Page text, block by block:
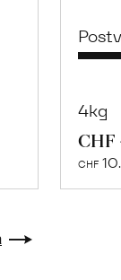
4kg
CHF
CHF